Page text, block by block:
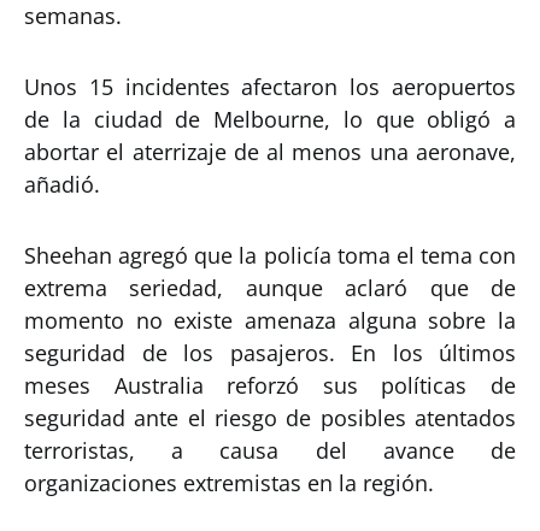
semanas.
Unos 15 incidentes afectaron los aeropuertos
de la ciudad de Melbourne, lo que obligó a
abortar el aterrizaje de al menos una aeronave,
añadió.
Sheehan agregó que la policía toma el tema con
extrema seriedad, aunque aclaró que de
momento no existe amenaza alguna sobre la
seguridad de los pasajeros. En los últimos
meses Australia reforzó sus políticas de
seguridad ante el riesgo de posibles atentados
terroristas, a causa del avance de
organizaciones extremistas en la región.